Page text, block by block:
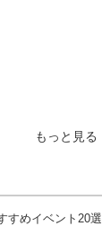
もっと見る
すめイベント20選